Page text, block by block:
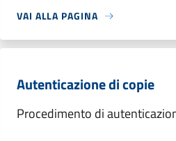
VAI ALLA PAGINA
Autenticazione di copie
Procedimento di